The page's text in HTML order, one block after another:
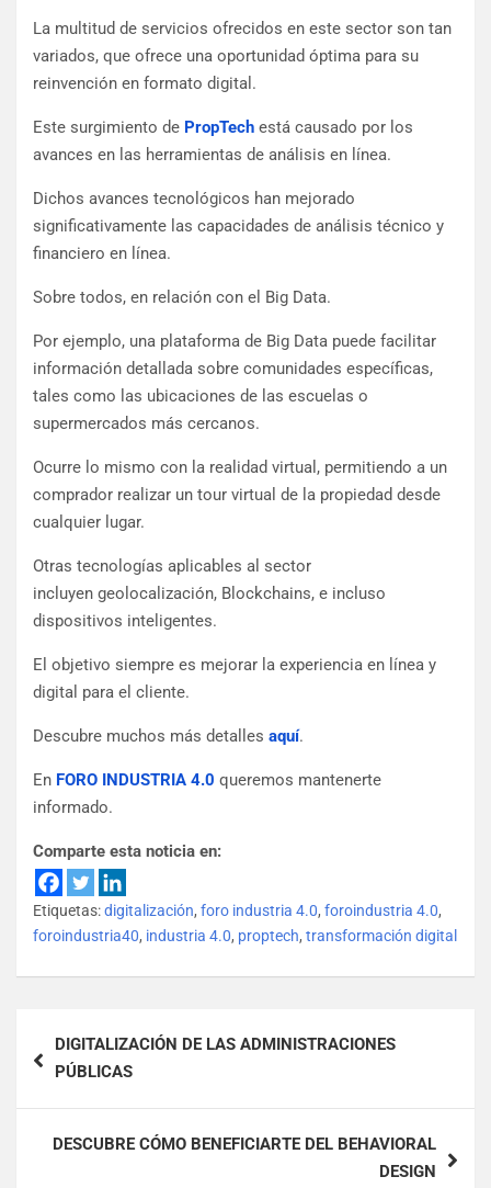
La multitud de servicios ofrecidos en este sector son tan
variados, que ofrece una oportunidad óptima para su
reinvención en formato digital.
Este surgimiento de PropTech está causado por los
avances en las herramientas de análisis en línea.
Dichos avances tecnológicos han mejorado
significativamente las capacidades de análisis técnico y
financiero en línea.
Sobre todos, en relación con el Big Data.
Por ejemplo, una plataforma de Big Data puede facilitar
información detallada sobre comunidades específicas,
tales como las ubicaciones de las escuelas o
supermercados más cercanos.
Ocurre lo mismo con la realidad virtual, permitiendo a un
comprador realizar un tour virtual de la propiedad desde
cualquier lugar.
Otras tecnologías aplicables al sector
incluyen geolocalización, Blockchains, e incluso
dispositivos inteligentes.
El objetivo siempre es mejorar la experiencia en línea y
digital para el cliente.
Descubre muchos más detalles aquí.
En FORO INDUSTRIA 4.0 queremos mantenerte
informado.
Comparte esta noticia en:
Etiquetas:digitalización, foro industria 4.0, foroindustria 4.0,
foroindustria40, industria 4.0, proptech, transformación digital
DIGITALIZACIÓN DE LAS ADMINISTRACIONES
PÚBLICAS
DESCUBRE CÓMO BENEFICIARTE DEL BEHAVIORAL
DESIGN